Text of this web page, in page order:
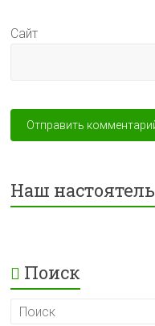
Сайт
Наш настоятель
Поиск